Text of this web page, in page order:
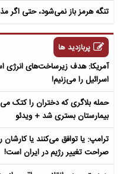
تنگه هرمز باز نمی‌شود، حتی اگر
پربازدید ها
آمریکا: هدف زیرساخت‌های
اسرائیل را می‌زنیم!
حمله بلاگری که دختران را کتک
بیمارستان بستری شد + ویدئو
ترامپ: یا توافق می‌کنند یا
صراحت تغییر رژیم در ایران است!